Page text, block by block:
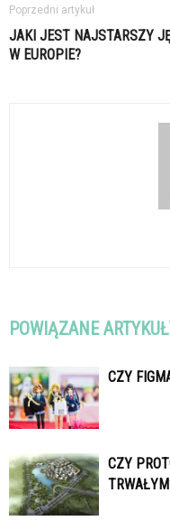
Poprzedni artykuł
JAKI JEST NAJSTARSZY
W EUROPIE?
POWIĄZANE
CZY
CZY